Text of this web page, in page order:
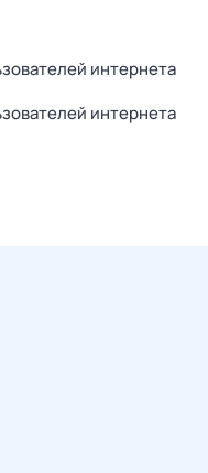
интернета
интернета